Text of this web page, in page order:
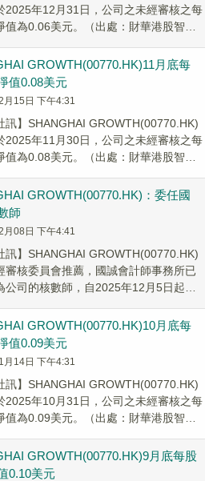
2025年12月31日，公司之未經審核之每
值為0.06美元。（出處：財華港股智能
GROWTH(00770.HK)11月底每
值0.08美元
月15日 下午4:31
訊】SHANGHAI GROWTH(00770.HK)
2025年11月30日，公司之未經審核之每
值為0.08美元。（出處：財華港股智能
GROWTH(00770.HK)：委任國
師
月08日 下午4:41
訊】SHANGHAI GROWTH(00770.HK)
審核委員會推薦，國誠會計師事務所已
公司的核數師，自2025年12月5日起生
GROWTH(00770.HK)10月底每
值0.09美元
月14日 下午4:31
訊】SHANGHAI GROWTH(00770.HK)
2025年10月31日，公司之未經審核之每
值為0.09美元。（出處：財華港股智能
GROWTH(00770.HK)9月底每股
0.10美元